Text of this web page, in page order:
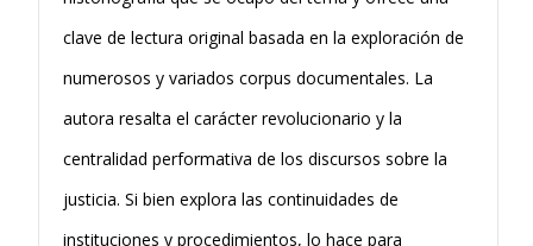
clave de lectura original basada en la exploración de
numerosos y variados corpus documentales. La
autora resalta el carácter revolucionario y la
centralidad performativa de los discursos sobre la
justicia. Si bien explora las continuidades de
instituciones y procedimientos, lo hace para